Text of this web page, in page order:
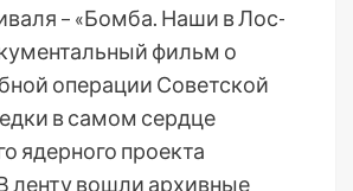
– «Бомба. Наши в Лос-
фильм о
операции Советской
в самом сердце
ядерного проекта
ленту вошли архивные